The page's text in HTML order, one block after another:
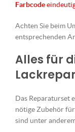
Farbcode
Achten Sie beim
entsprechenden
Alles für
Das Reparaturset
nötige Zubehör
sind unter